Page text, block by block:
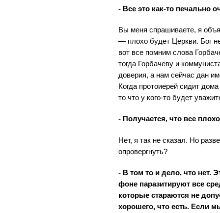
- Все это как-то печально
Вы меня спрашиваете, я
— плохо будет Церкви. Бог
вот все помним слова
тогда Горбачеву и
доверия, а нам сейчас дан
Когда протоиерей сидит
то что у кого-то будет
- Получается, что все
Нет, я так не сказал. Но
опровергнуть?
- В том то и дело, что нет.
фоне паразитируют все
которые стараются не
хорошего, что есть. Если